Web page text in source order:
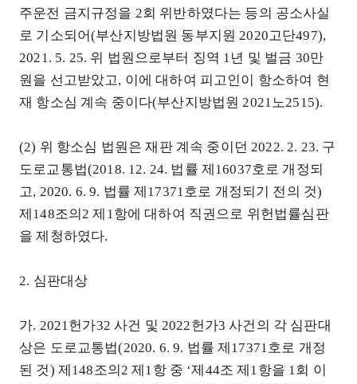
주운전 금지규정을 2회 위반하였다는 등의 공소사실
로 기소되어(부산지방법원 동부지원 2020고단497),
2021. 5. 25. 위 법원으로부터 징역 1년 및 벌금 30만
원을 선고받았고, 이에 대하여 피고인이 항소하여 현
재 항소심 계속 중이다(부산지방법원 2021노2515).
(2) 위 항소심 법원은 재판 계속 중이던 2022. 2. 23. 구
도로교통법(2018. 12. 24. 법률 제16037호로 개정되
고, 2020. 6. 9. 법률 제17371호로 개정되기 전의 것)
제148조의2 제1항에 대하여 직권으로 위헌법률심판
을 제청하였다.
2. 심판대상
가. 2021헌가32 사건 및 2022헌가3 사건의 각 심판대
상은 도로교통법(2020. 6. 9. 법률 제17371호로 개정
된 것) 제148조의2 제1항 중 ‘제44조 제1항을 1회 이